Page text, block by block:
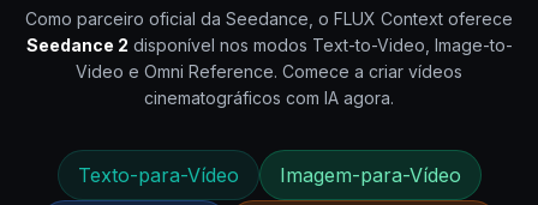
Como parceiro oficial da Seedance, o FLUX Context oferece
Seedance 2 disponível nos modos Text-to-Video, Image-to-
Video e Omni Reference. Comece a criar vídeos
cinematográficos com IA agora.
Texto-para-Vídeo Imagem-para-Vídeo